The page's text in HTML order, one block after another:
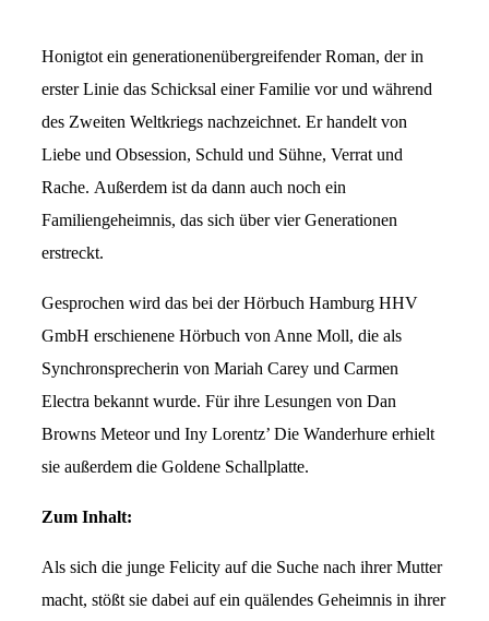
Honigtot ein generationenübergreifender Roman, der in
erster Linie das Schicksal einer Familie vor und während
des Zweiten Weltkriegs nachzeichnet. Er handelt von
Liebe und Obsession, Schuld und Sühne, Verrat und
Rache. Außerdem ist da dann auch noch ein
Familiengeheimnis, das sich über vier Generationen
erstreckt.
Gesprochen wird das bei der Hörbuch Hamburg HHV
GmbH erschienene Hörbuch von Anne Moll, die als
Synchronsprecherin von Mariah Carey und Carmen
Electra bekannt wurde. Für ihre Lesungen von Dan
Browns Meteor und Iny Lorentz’ Die Wanderhure erhielt
sie außerdem die Goldene Schallplatte.
Zum Inhalt:
Als sich die junge Felicity auf die Suche nach ihrer Mutter
macht, stößt sie dabei auf ein quälendes Geheimnis in ihrer